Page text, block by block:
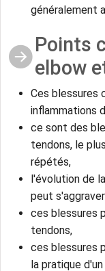
généralement
Points
elbow
Ces blessures
inflammations
ce sont des
tendons, le
répétés,
l'évolution de
peut
ces blessures
tendons,
ces blessures
la pratique